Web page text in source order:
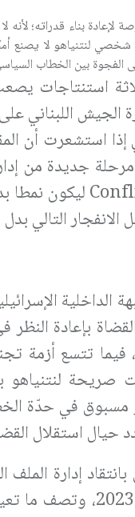
لإعادة بناء قدراته؛
شخصي لنتنياهو لا يصنع
بين الخطاب
استنتاجات
الجيش اللبناني
استشعرت أن
جديدة من
ليكون نمطا
التالي
بإعادة
تتسع أزمة
لنتنياهو
مسبوق في حدّة
استقلال
إدارة
مباشرة عن تداعيات حرب